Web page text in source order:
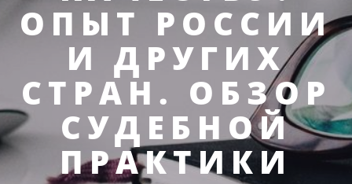
ОПЫТ РОССИИ
И ДРУГИХ
СТРАН. ОБЗОР
СУДЕБНОЙ
ПРАКТИКИ